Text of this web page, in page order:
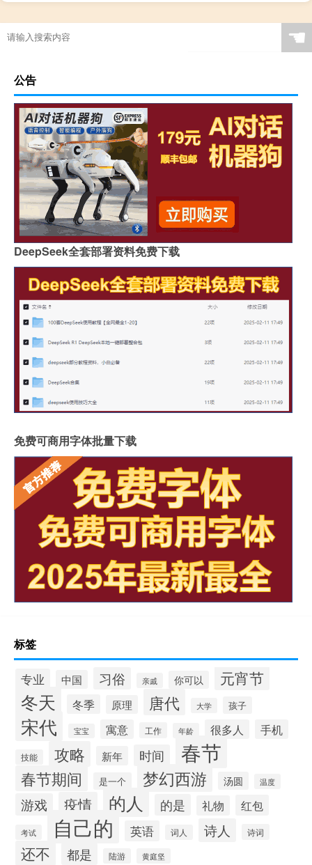
☚
公告
DeepSeek全套部署资料免费下载
免费可商用字体批量下载
标签
专业 中国 习俗 亲戚 你可以 元宵节
冬天 冬季 原理 唐代 大学 孩子
宋代 宝宝 寓意 工作 年龄 很多人 手机
技能 攻略 新年 时间 春节
春节期间 是一个 梦幻西游 汤圆 温度
游戏 疫情 的人 的是 礼物 红包
考试 自己的 英语 词人 诗人 诗词
还不 都是 陆游 黄庭坚